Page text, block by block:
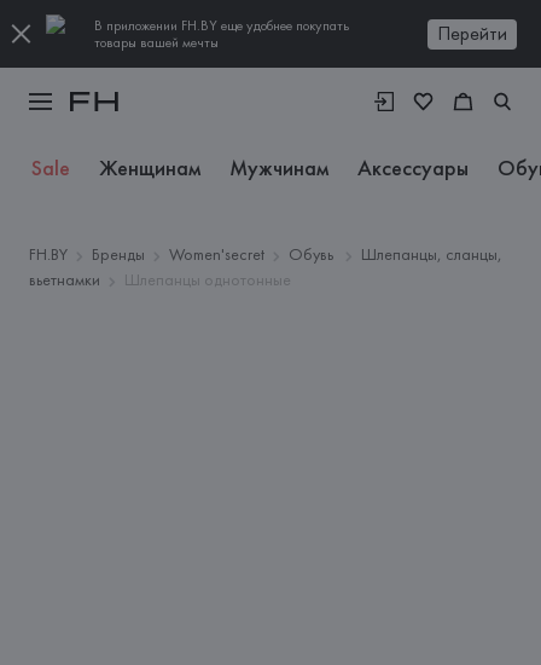
В приложении FH.BY еще удобнее покупать
товары вашей мечты
Перейти
Sale Женщинам Мужчинам Аксессуары
FH.BY Бренды Women'secret Обувь
Шлепанцы, сланцы,
вьетнамки
Шлепанцы однотонные